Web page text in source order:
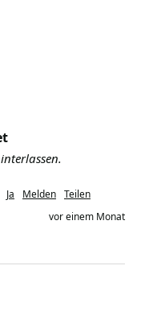
Ja Melden Teilen
vor einem Monat